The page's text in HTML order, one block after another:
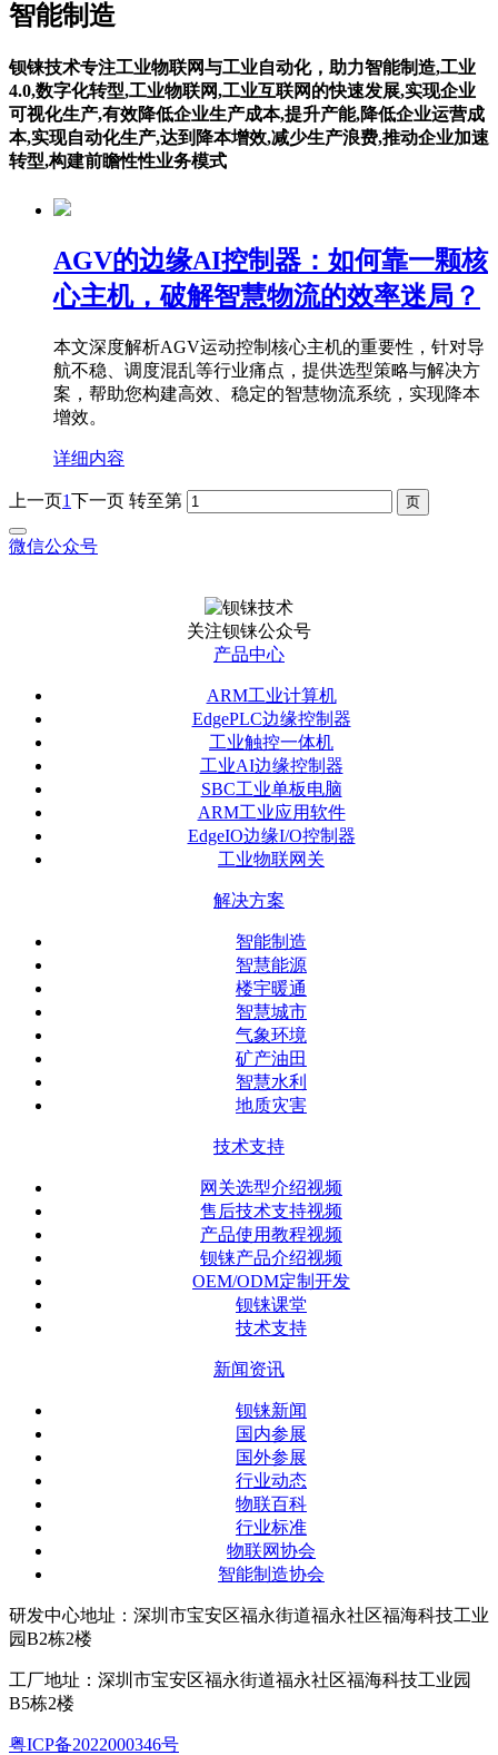
智能制造
钡铼技术专注工业物联网与工业自动化，助力智能制造,工业
4.0,数字化转型,工业物联网,工业互联网的快速发展,实现企业
可视化生产,有效降低企业生产成本,提升产能,降低企业运营成
本,实现自动化生产,达到降本增效,减少生产浪费,推动企业加速
转型,构建前瞻性性业务模式
AGV的边缘AI控制器：如何靠一颗核
心主机，破解智慧物流的效率迷局？
本文深度解析AGV运动控制核心主机的重要性，针对导
航不稳、调度混乱等行业痛点，提供选型策略与解决方
案，帮助您构建高效、稳定的智慧物流系统，实现降本
增效。
详细内容
上一页1下一页 转至第
微信公众号
关注钡铼公众号
产品中心
ARM工业计算机
EdgePLC边缘控制器
工业触控一体机
工业AI边缘控制器
SBC工业单板电脑
ARM工业应用软件
EdgeIO边缘I/O控制器
工业物联网关
解决方案
智能制造
智慧能源
楼宇暖通
智慧城市
气象环境
矿产油田
智慧水利
地质灾害
技术支持
网关选型介绍视频
售后技术支持视频
产品使用教程视频
钡铼产品介绍视频
OEM/ODM定制开发
钡铼课堂
技术支持
新闻资讯
钡铼新闻
国内参展
国外参展
行业动态
物联百科
行业标准
物联网协会
智能制造协会
研发中心地址：深圳市宝安区福永街道福永社区福海科技工业
园B2栋2楼
工厂地址：深圳市宝安区福永街道福永社区福海科技工业园
B5栋2楼
粤ICP备2022000346号